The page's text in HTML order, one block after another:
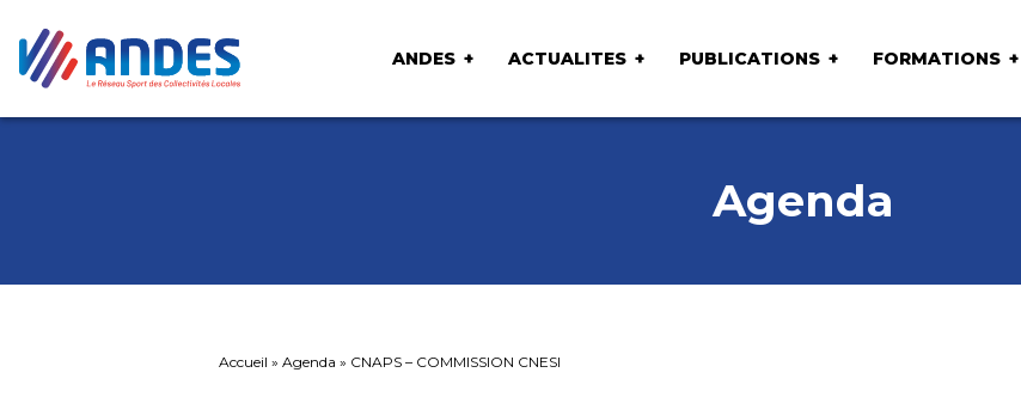
ANDES ACTUALITES PUBLICATIONS FORMATIONS
Agenda
Accueil » Agenda » CNAPS – COMMISSION CNESI